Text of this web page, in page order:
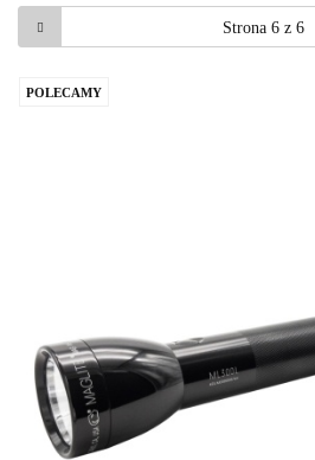
POLECAMY